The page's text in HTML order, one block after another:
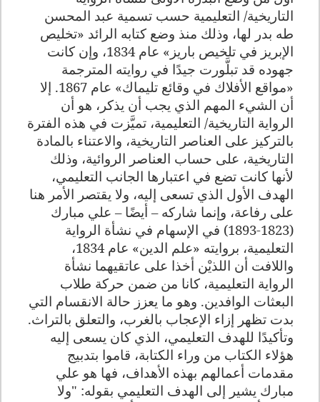
التاريخية/ التعليمية حسب تسمية عبد المحسن
طه بدر لها، وذلك منذ وضع كتابه الرائد «تخليص
الإبريز في تلخيص باريز» عام 1834، وإن كانت
جهوده قد تبلَّورت جيدًا في روايته المترجمة
«مواقع الأفلاك في وقائع تليماك» عام 1867. إلا
أن الشيء المهم الذي يجب أن يذكر، هو أن
الرواية التاريخية/ التعليمية، تميَّزت في هذه الفترة
بالتركيز على العناصر التاريخية، والاعتناء بالمادة
التاريخية، على حساب العناصر الروائية، وذلك
لأنها كانت تضع في اعتبارها الجانب التعليمي،
الهدف الأول الذي تسعى إليه، ولا يقتصر الأمر هنا
على رفاعة، وإنما شاركه – أيضًا – علي مبارك
(1823-1893) في الإسهام في نشأة الرواية
التعليمية، بروايته «علم الدين» عام 1834،
واللافت أن اللذيْن أخذا على عاتقيهما نشأة
الرواية التعليمية، كانا من ضمن حركة طلاب
البعثات الوافدين. وهو ما يعزز حالة الانقسام التي
بدت تظهر إزاء الإعجاب بالغرب، والتعلق بالتراث.
وتأكيدًا للهدف التعليمي، الذي كان يسعى إليه
هؤلاء الكتاب من وراء الكتابة، قاموا بتدبيج
مقدمات أعمالهم بهذه الأهداف، فها هو علي
مبارك يشير إلى الهدف التعليمي بقوله: "ولا